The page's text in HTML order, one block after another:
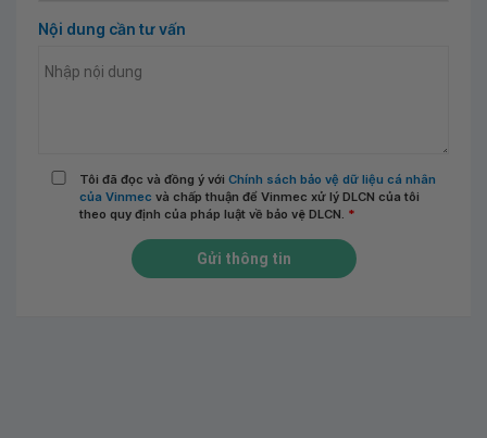
Nội dung cần tư vấn
Tôi đã đọc và đồng ý với Chính sách bảo vệ dữ liệu cá nhân
của Vinmec và chấp thuận để Vinmec xử lý DLCN của tôi
theo quy định của pháp luật về bảo vệ DLCN. *
Gửi thông tin